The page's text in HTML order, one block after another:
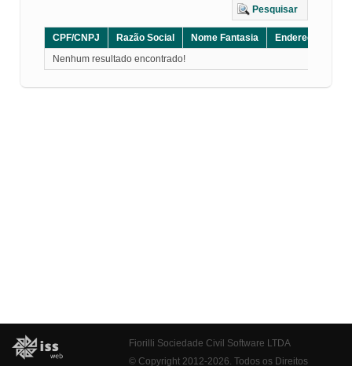
Pesquisar
CPF/CNPJ Razão Social Nome Fantasia Endereço
Nenhum resultado encontrado!
Fiorilli Sociedade Civil Software LTDA
© Copyright 2012-2026. Todos os Direitos